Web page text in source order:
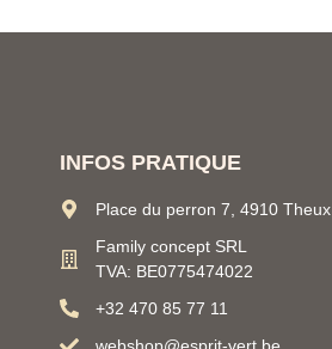
INFOS PRATIQUE
Place du perron 7, 4910 Theux
Family concept SRL
TVA: BE0775474022
+32 470 85 77 11